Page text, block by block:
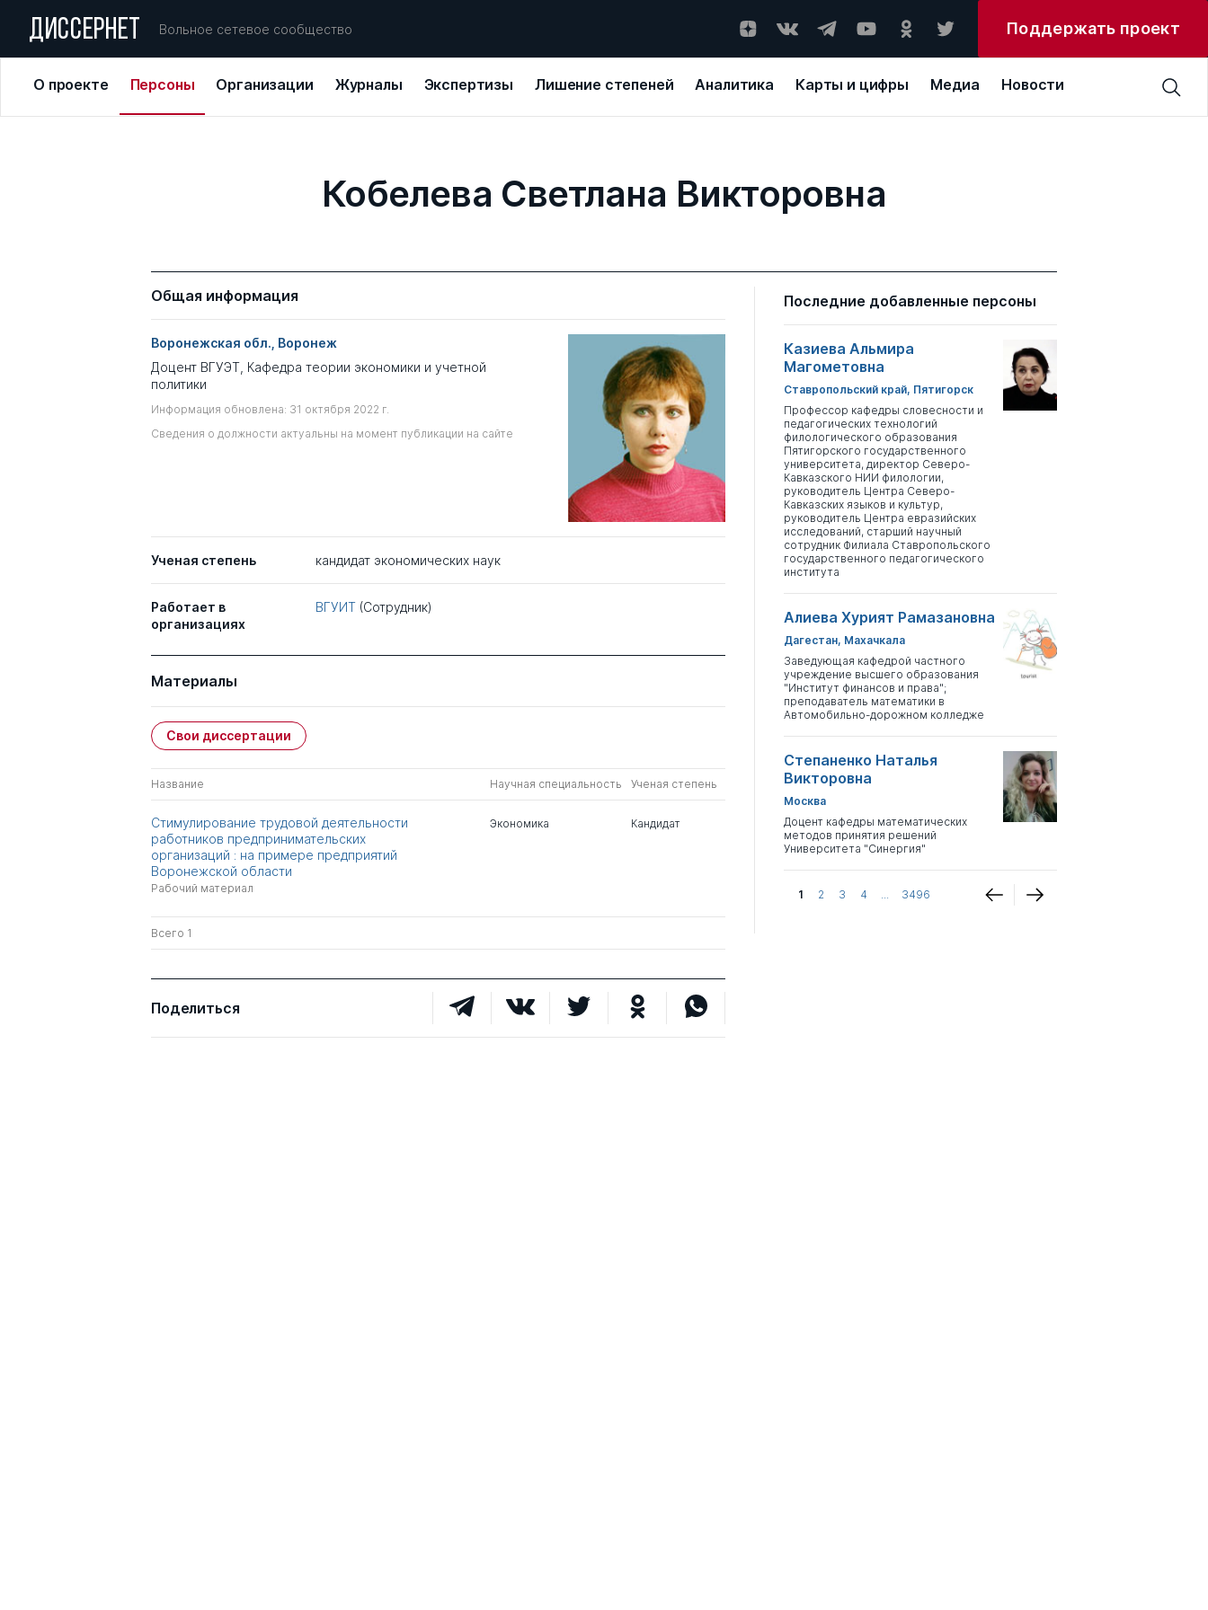
ДИССЕРНЕТ Вольное сетевое сообщество Поддержать проект
О проекте Персоны Организации Журналы Экспертизы Лишение степеней Аналитика Карты и цифры Медиа Новости
Кобелева Светлана Викторовна
Общая информация
Воронежская обл., Воронеж
Доцент ВГУЭТ, Кафедра теории экономики и учетной
политики
Информация обновлена: 31 октября 2022 г.
Сведения о должности актуальны на момент публикации на сайте
Ученая степень кандидат экономических наук
Работает в
организациях
ВГУИТ (Сотрудник)
Материалы
Свои диссертации
Название Научная специальность Ученая степень
Стимулирование трудовой деятельности
работников предпринимательских
организаций : на примере предприятий
Воронежской области
Рабочий материал
Экономика Кандидат
Всего 1
Поделиться
Последние добавленные персоны
Казиева Альмира
Магометовна
Ставропольский край, Пятигорск
Профессор кафедры словесности и
педагогических технологий
филологического образования
Пятигорского государственного
университета, директор Северо-
Кавказского НИИ филологии,
руководитель Центра Северо-
Кавказских языков и культур,
руководитель Центра евразийских
исследований, старший научный
сотрудник Филиала Ставропольского
государственного педагогического
института
Алиева Хурият Рамазановна
Дагестан, Махачкала
Заведующая кафедрой частного
учреждение высшего образования
"Институт финансов и права";
преподаватель математики в
Автомобильно-дорожном колледже
Степаненко Наталья
Викторовна
Москва
Доцент кафедры математических
методов принятия решений
Университета "Синергия"
1 2 3 4 ... 3496